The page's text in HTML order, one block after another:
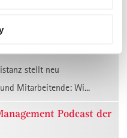
Nähe (Teil 1)
stellt neu
Mitarbeitende: Wi...
Podcast der